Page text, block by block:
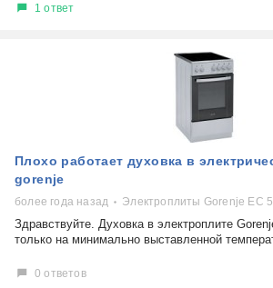
1 ответ
Плохо работает духовка в
gorenje
более года назад Электроплиты Gorenje EC
Здравствуйте. Духовка в электроплите
только на минимально выставленной
0 ответов